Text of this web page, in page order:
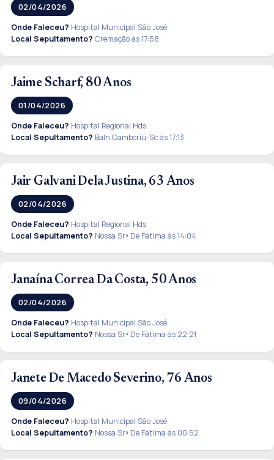
02/04/2026
Onde Faleceu? Hospital Municipal São José
Local Sepultamento? Cremação às 17:58
Jaime Scharf, 80 Anos
01/04/2026
Onde Faleceu? Hospital Regional Hds
Local Sepultamento? Baln.Camboriú-Sc às 17:13
Jair Galvani Dela Justina, 63 Anos
02/04/2026
Onde Faleceu? Hospital Regional Hds
Local Sepultamento? Nossa Srª De Fátima às 14:04
Janaína Correa Da Costa, 50 Anos
02/04/2026
Onde Faleceu? Hospital Municipal São José
Local Sepultamento? Nossa Srª De Fátima às 22:21
Janete De Macedo Severino, 76 Anos
09/04/2026
Onde Faleceu? Hospital Municipal São José
Local Sepultamento? Nossa Srª De Fátima às 00:52